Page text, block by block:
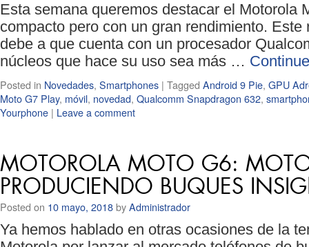
Esta semana queremos destacar el Motorola
compacto pero con un gran rendimiento.
debe a que cuenta con un procesador
núcleos que hace su uso sea más …
Posted in Novedades, Smartphones | Tagged Android 9 Pie, GPU
Moto G7 Play, móvil, novedad, Qualcomm Snapdragon 632,
Yourphone | Leave a comment
MOTOROLA MOTO G6:
PRODUCIENDO BUQUES
Posted on 10 mayo, 2018byAdministrador
Ya hemos hablado en otras ocasiones de la